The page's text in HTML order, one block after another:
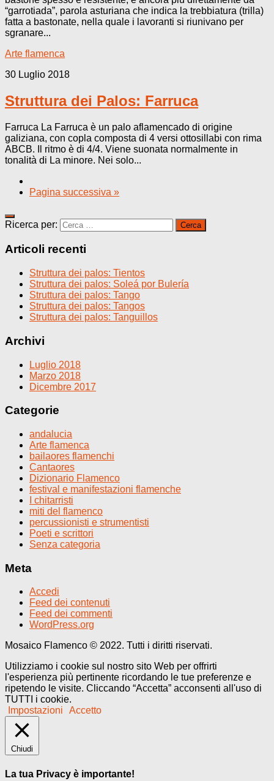
“garrotiada”, parola asturiana che indica la trebbiatura (trilla)
fatta a bastonate, nella quale i lavoranti si riunivano per
sgranare...
Arte flamenca
30 Luglio 2018
Struttura dei Palos: Farruca
Farruca La Farruca è un palo aflamencado di origine
galiziana, con copla composta di 4 versi ottosillabi con rima
ABCB. Il ritmo è di 4/4. Viene suonata normalmente in
tonalità di La minore. Nei solo...
Pagina successiva »
Ricerca per:
Articoli recenti
Struttura dei palos: Tientos
Struttura dei palos: Soleá por Bulería
Struttura dei palos: Tango
Struttura dei palos: Tangos
Struttura dei palos: Tanguillos
Archivi
Luglio 2018
Marzo 2018
Dicembre 2017
Categorie
andalucia
Arte flamenca
bailaores flamenchi
Cantaores
Dizionario Flamenco
festival e manifestazioni flamenche
I chitarristi
miti del flamenco
percussionisti e strumentisti
Poeti e scrittori
Senza categoria
Meta
Accedi
Feed dei contenuti
Feed dei commenti
WordPress.org
Mosaico Flamenco © 2022. Tutti i diritti riservati.
Utilizziamo i cookie sul nostro sito Web per offrirti
l'esperienza più pertinente ricordando le tue preferenze e
ripetendo le visite. Cliccando “Accetta” acconsenti all'uso di
TUTTI i cookie.
Impostazioni
Accetto
Chiudi
La tua Privacy è importante!